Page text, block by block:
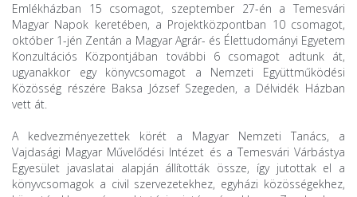
Emlékházban 15 csomagot, szeptember 27-én a Temesvári
Magyar Napok keretében, a Projektközpontban 10 csomagot,
október 1-jén Zentán a Magyar Agrár- és Élettudományi Egyetem
Konzultációs Központjában további 6 csomagot adtunk át,
ugyanakkor egy könyvcsomagot a Nemzeti Együttműködési
Közösség részére Baksa József Szegeden, a Délvidék Házban
vett át.
A kedvezményezettek körét a Magyar Nemzeti Tanács, a
Vajdasági Magyar Művelődési Intézet és a Temesvári Várbástya
Egyesület javaslatai alapján állították össze, így jutottak el a
könyvcsomagok a civil szervezetekhez, egyházi közösségekhez,